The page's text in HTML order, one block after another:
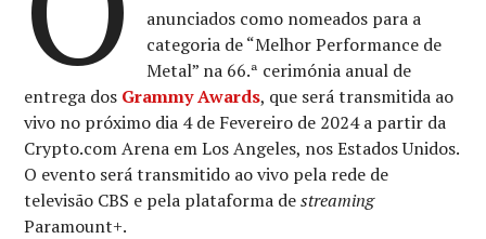
anunciados como nomeados para a
categoria de “Melhor Performance de
Metal” na 66.ª cerimónia anual de
entrega dos Grammy Awards, que será transmitida ao
vivo no próximo dia 4 de Fevereiro de 2024 a partir da
Crypto.com Arena em Los Angeles, nos Estados Unidos.
O evento será transmitido ao vivo pela rede de
televisão CBS e pela plataforma destreaming
Paramount+.